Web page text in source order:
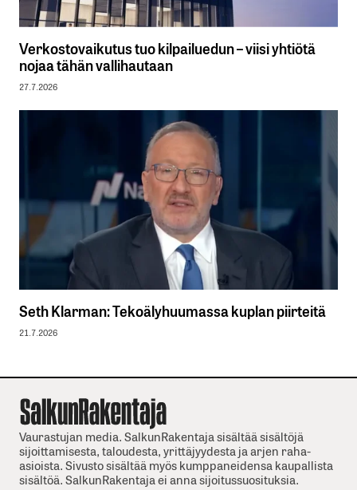
Verkostovaikutus tuo kilpailuedun – viisi yhtiötä
nojaa tähän vallihautaan
27.7.2026
Seth Klarman: Tekoälyhuumassa kuplan piirteitä
21.7.2026
Vaurastujan media. SalkunRakentaja sisältää sisältöjä
sijoittamisesta, taloudesta, yrittäjyydesta ja arjen raha-
asioista. Sivusto sisältää myös kumppaneidensa kaupallista
sisältöä. SalkunRakentaja ei anna sijoitussuosituksia.